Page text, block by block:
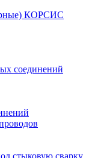
КОРСИС
соединений
стыковую сварку